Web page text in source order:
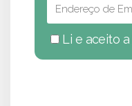
Li e aceito a